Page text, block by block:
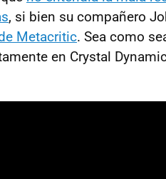
, si bien su compañero
Metacritic. Sea como
en Crystal